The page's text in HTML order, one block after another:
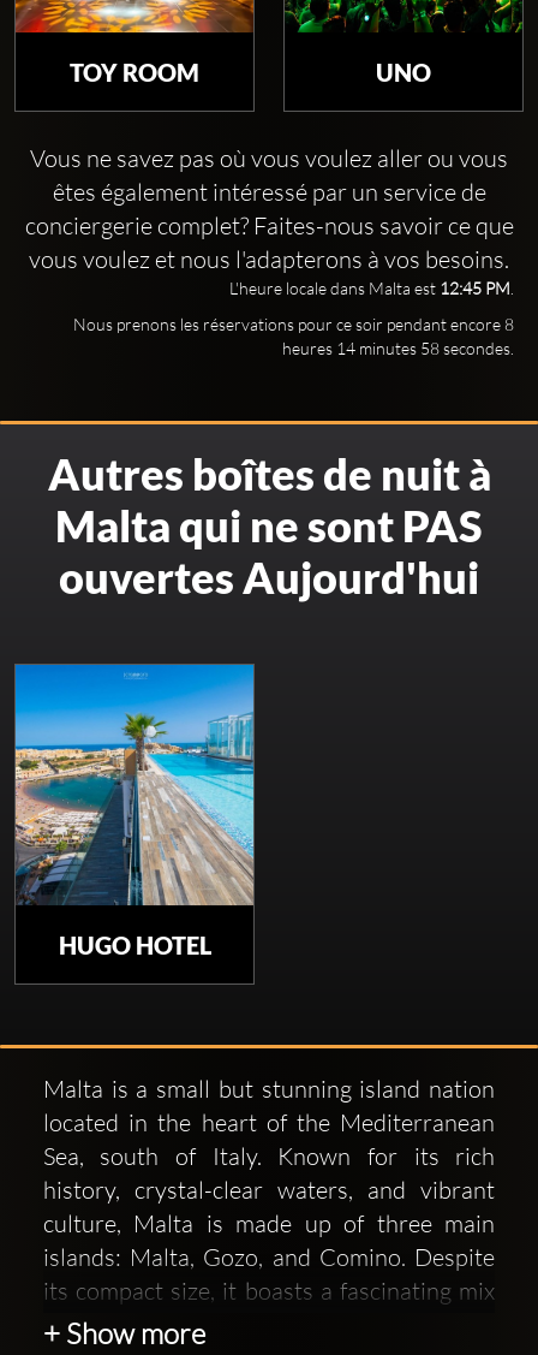
TOY ROOM UNO
Vous ne savez pas où vous voulez aller ou vous
êtes également intéressé par un service de
conciergerie complet? Faites-nous savoir ce que
vous voulez et nous l'adapterons à vos besoins.
L'heure locale dans Malta est 12:45 PM
Nous prenons les réservations pour ce soir pendant encore 8
heures 14 minutes 57 secondes.
Autres boîtes de nuit à
Malta qui ne sont PAS
ouvertes Aujourd'hui
HUGO HOTEL
Malta is a small but stunning island nation
located in the heart of the Mediterranean
Sea, south of Italy. Known for its rich
history, crystal-clear waters, and vibrant
culture, Malta is made up of three main
islands: Malta, Gozo, and Comino. Despite
its compact size, it boasts a fascinating mix
of influences, from ancient Phoenician and
+ Show more